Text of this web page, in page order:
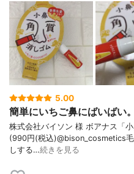
5.00
簡単にいちご鼻にばいばい。
株式会社バイソン 様 ボアナス「
(990円(税込)@bison_cosmetics
しする…続きを見る